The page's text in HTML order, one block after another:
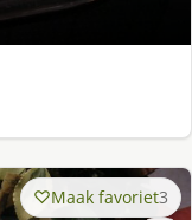
Maak favoriet3